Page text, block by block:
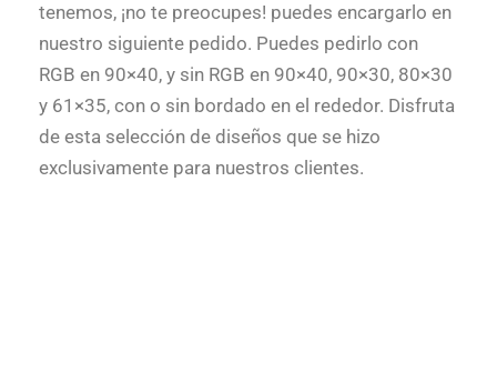
tenemos, ¡no te preocupes! puedes encargarlo en
nuestro siguiente pedido. Puedes pedirlo con
RGB en 90×40, y sin RGB en 90×40, 90×30, 80×30
y 61×35, con o sin bordado en el rededor. Disfruta
de esta selección de diseños que se hizo
exclusivamente para nuestros clientes.